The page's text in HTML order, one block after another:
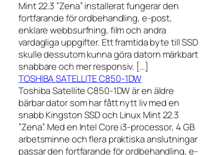
Mint 22.3 ”Zena” installerat fungerar den
fortfarande för ordbehandling, e-post,
enklare webbsurfning, film och andra
vardagliga uppgifter. Ett framtida byte till SSD
skulle dessutom kunna göra datorn märkbart
snabbare och mer responsiv. […]
TOSHIBA SATELLITE C850-1DW
Toshiba Satellite C850-1DW är en äldre
bärbar dator som har fått nytt liv med en
snabb Kingston SSD och Linux Mint 22.3
”Zena”. Med en Intel Core i3-processor, 4 GB
arbetsminne och flera praktiska anslutningar
passar den fortfarande för ordbehandling, e-